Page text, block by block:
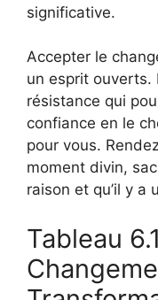
significative.
Accepter le
un esprit ouverts.
résistance qui
confiance en le
pour vous.
moment divin,
raison et qu’il y a
Tableau